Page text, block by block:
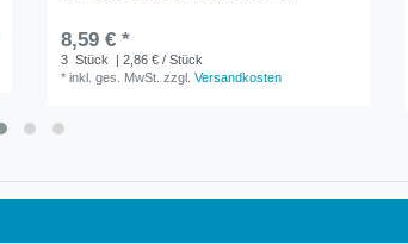
8,59 € *
3 Stück
| 2,86 € / Stück
*inkl. ges. MwSt. zzgl.Versandkosten